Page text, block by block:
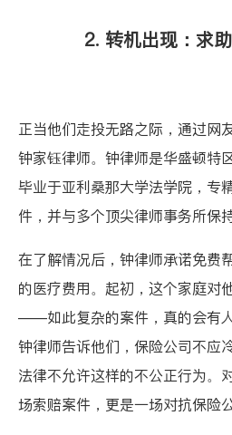
2. 转机出现：求
正当他们走投无路之际，通过网
钟家钰律师。钟律师是华盛顿特
毕业于亚利桑那大学法学院，专
件，并与多个顶尖律师事务所保
在了解情况后，钟律师承诺免费
的医疗费用。起初，这个家庭对
——如此复杂的案件，真的会有
钟律师告诉他们，保险公司不应
法律不允许这样的不公正行为。
场索赔案件，更是一场对抗保险